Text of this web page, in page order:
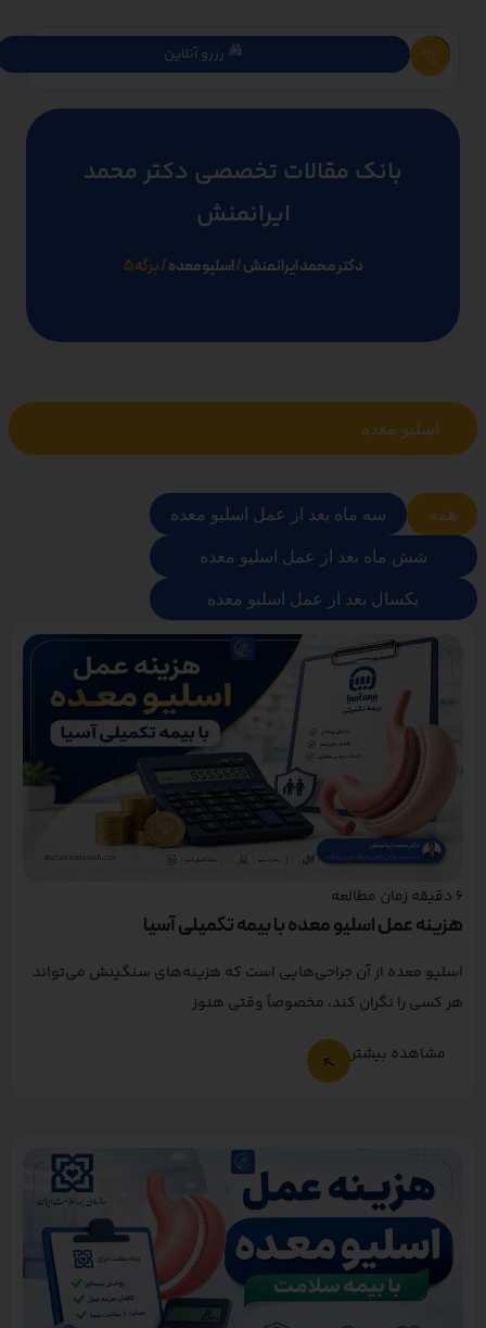
رزرو آنلاین
بانک مقالات تخصصی دکتر محمد
ایرانمنش
دکتر محمد ایرانمنش/اسلیو معده/برگه 5
اسلیو معده
همه سه ماه بعد از عمل اسلیو معده
شش ماه بعد از عمل اسلیو معده
یکسال بعد از عمل اسلیو معده
6 دقیقه زمان مطالعه
هزینه عمل اسلیو معده با بیمه تکمیلی آسیا
اسلیو معده از آن جراحی‌هایی است که هزینه‌های سنگینش می‌تواند
هر کسی را نگران کند، مخصوصاً وقتی هنوز
مشاهده بیشتر